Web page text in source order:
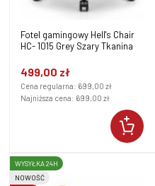
Fotel gamingowy Hell's Chair
HC- 1015 Grey Szary Tkanina
499,00 zł
Cena regularna: 699,00 zł
Najniższa cena: 699,00 zł
NOWOŚĆ
WYSYŁKA 24H